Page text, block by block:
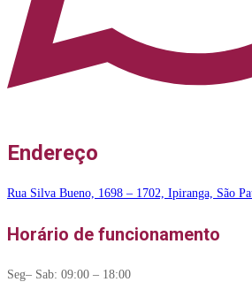
Endereço
Rua Silva Bueno, 1698 – 1702, Ipiranga, São
Horário de funcionamento
Seg– Sab: 09:00 – 18:00